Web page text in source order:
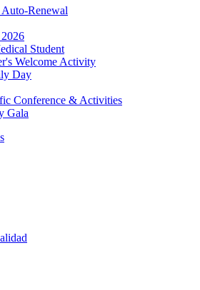
Renewal
Student
Welcome Activity
Day
Conference & Activities
Gala